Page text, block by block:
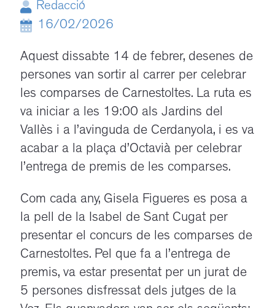
Redacció
16/02/2026
Aquest dissabte 14 de febrer, desenes de
persones van sortir al carrer per celebrar
les comparses de Carnestoltes. La ruta es
va iniciar a les 19:00 als Jardins del
Vallès i a l’avinguda de Cerdanyola, i es va
acabar a la plaça d’Octavià per celebrar
l’entrega de premis de les comparses.
Com cada any, Gisela Figueres es posa a
la pell de la Isabel de Sant Cugat per
presentar el concurs de les comparses de
Carnestoltes. Pel que fa a l’entrega de
premis, va estar presentat per un jurat de
5 persones disfressat dels jutges de la